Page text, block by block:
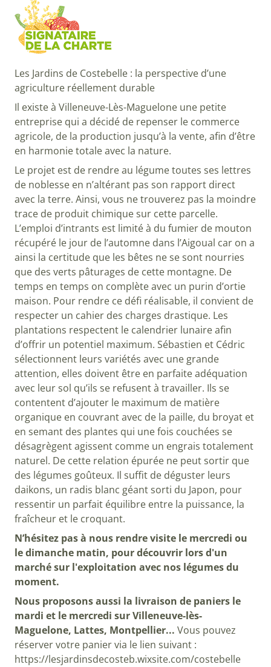
Les Jardins de Costebelle : la perspective d’une
agriculture réellement durable
Il existe à Villeneuve-Lès-Maguelone une petite
entreprise qui a décidé de repenser le commerce
agricole, de la production jusqu’à la vente, afin d’être
en harmonie totale avec la nature.
Le projet est de rendre au légume toutes ses lettres
de noblesse en n’altérant pas son rapport direct
avec la terre. Ainsi, vous ne trouverez pas la moindre
trace de produit chimique sur cette parcelle.
L’emploi d’intrants est limité à du fumier de mouton
récupéré le jour de l’automne dans l’Aigoual car on a
ainsi la certitude que les bêtes ne se sont nourries
que des verts pâturages de cette montagne. De
temps en temps on complète avec un purin d’ortie
maison. Pour rendre ce défi réalisable, il convient de
respecter un cahier des charges drastique. Les
plantations respectent le calendrier lunaire afin
d’offrir un potentiel maximum. Sébastien et Cédric
sélectionnent leurs variétés avec une grande
attention, elles doivent être en parfaite adéquation
avec leur sol qu’ils se refusent à travailler. Ils se
contentent d’ajouter le maximum de matière
organique en couvrant avec de la paille, du broyat et
en semant des plantes qui une fois couchées se
désagrègent agissent comme un engrais totalement
naturel. De cette relation épurée ne peut sortir que
des légumes goûteux. Il suffit de déguster leurs
daikons, un radis blanc géant sorti du Japon, pour
ressentir un parfait équilibre entre la puissance, la
fraîcheur et le croquant.
N’hésitez pas à nous rendre visite le mercredi ou
le dimanche matin, pour découvrir lors d'un
marché sur l'exploitation avec nos légumes du
moment.
Nous proposons aussi la livraison de paniers le
mardi et le mercredi sur Villeneuve-lès-
Maguelone, Lattes, Montpellier... Vous pouvez
réserver votre panier via le lien suivant :
https://lesjardinsdecosteb.wixsite.com/costebelle